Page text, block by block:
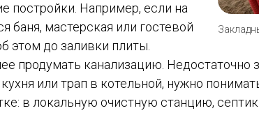
постройки. Например, если на
баня, мастерская или гостевой
этом до заливки плиты.
продумать канализацию. Недостаточно
или трап в котельной, нужно
в локальную очистную станцию,